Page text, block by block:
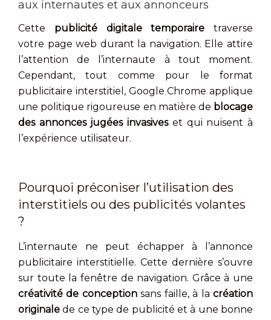
aux internautes et aux annonceurs
Cette publicité digitale temporaire traverse
votre page web durant la navigation. Elle attire
l’attention de l’internaute à tout moment.
Cependant, tout comme pour le format
publicitaire interstitiel, Google Chrome applique
une politique rigoureuse en matière de blocage
des annonces jugées invasiveset qui nuisent à
l’expérience utilisateur.
Pourquoi préconiser l’utilisation des
interstitiels ou des publicités volantes
?
L’internaute ne peut échapper à l’annonce
publicitaire interstitielle. Cette dernière s’ouvre
sur toute la fenêtre de navigation. Grâce à une
créativité de conceptionsans faille, à lacréation
originalede ce type de publicité et à une bonne